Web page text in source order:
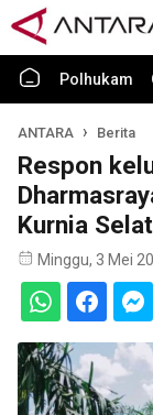
Polhukam
ANTARA Berita
Respon
Kurnia
Minggu, 3 Mei